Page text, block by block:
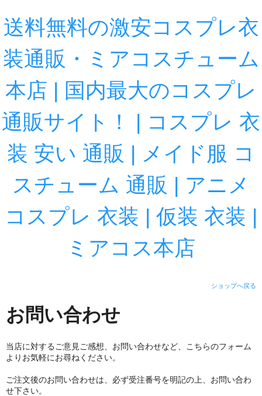
送料無料の激安コスプレ衣
装通販・ミアコスチューム
本店 | 国内最大のコスプレ
通販サイト！ | コスプレ 衣
装 安い 通販 | メイド服 コ
スチューム 通販 | アニメ
コスプレ 衣装 | 仮装 衣装 |
ミアコス本店
ショップへ戻る
お問い合わせ
当店に対するご意見ご感想、お問い合わせなど、こちらのフォーム
よりお気軽にお尋ねください。
ご注文後のお問い合わせは、必ず受注番号を明記の上、お問い合わ
せ下さい。